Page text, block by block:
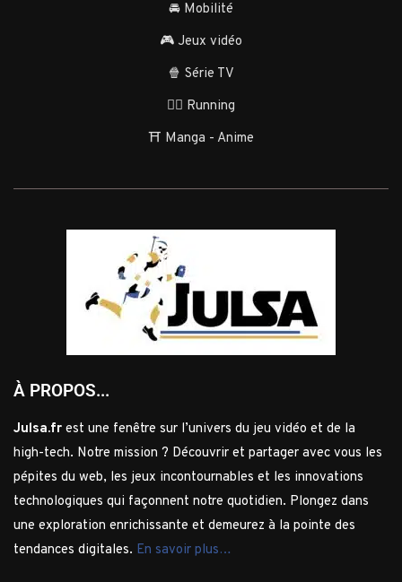
🚘 Mobilité
🎮 Jeux vidéo
🍿 Série TV
🏃‍♂️ Running
⛩️ Manga - Anime
À PROPOS...
Julsa.fr est une fenêtre sur l’univers du jeu vidéo et de la
high-tech. Notre mission ? Découvrir et partager avec vous les
pépites du web, les jeux incontournables et les innovations
technologiques qui façonnent notre quotidien. Plongez dans
une exploration enrichissante et demeurez à la pointe des
tendances digitales. En savoir plus…